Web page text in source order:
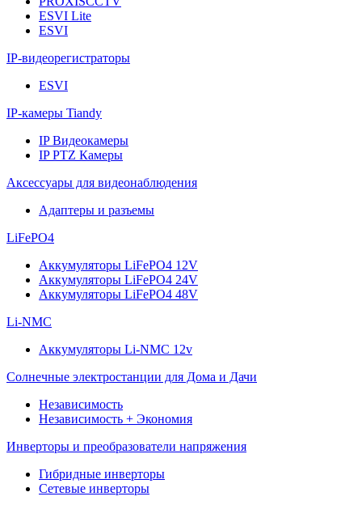
ESVI Lite
ESVI
IP-видеорегистраторы
ESVI
IP-камеры Tiandy
IP Видеокамеры
IP PTZ Камеры
Аксессуары для видеонаблюдения
Адаптеры и разъемы
LiFePO4
Аккумуляторы LiFePO4 12V
Аккумуляторы LiFePO4 24V
Аккумуляторы LiFePO4 48V
Li-NMC
Аккумуляторы Li-NMC 12v
Солнечные электростанции для Дома и Дачи
Независимость
Независимость + Экономия
Инверторы и преобразователи напряжения
Гибридные инверторы
Сетевые инверторы